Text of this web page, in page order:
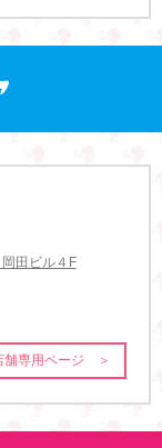
田ビル４F
舗専用ページ ＞